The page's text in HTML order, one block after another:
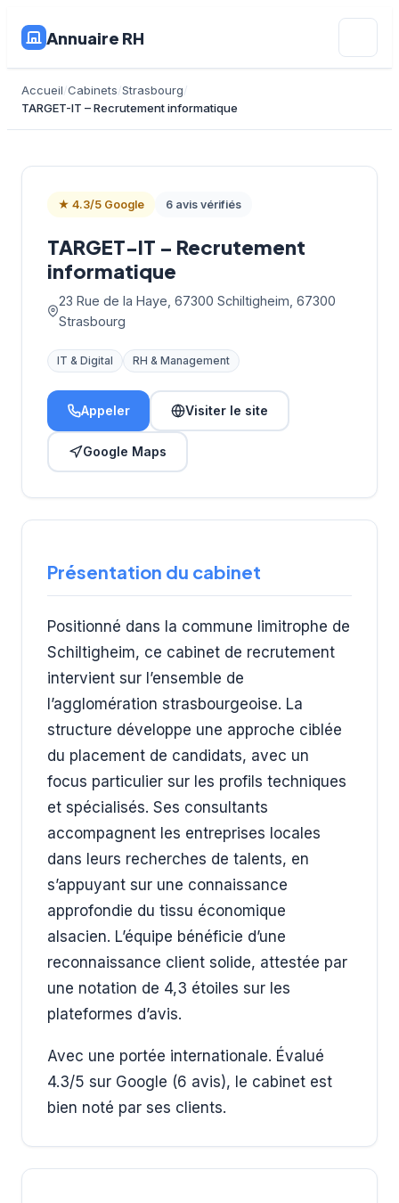
Annuaire RH
Accueil Cabinets Strasbourg
TARGET-IT – Recrutement informatique
★ 4.3/5 Google 6 avis vérifiés
TARGET-IT – Recrutement
informatique
23 Rue de la Haye, 67300 Schiltigheim, 67300
Strasbourg
IT & Digital RH & Management
Appeler Visiter le site
Google Maps
Présentation du cabinet
Positionné dans la commune limitrophe de
Schiltigheim, ce cabinet de recrutement
intervient sur l’ensemble de
l’agglomération strasbourgeoise. La
structure développe une approche ciblée
du placement de candidats, avec un
focus particulier sur les profils techniques
et spécialisés. Ses consultants
accompagnent les entreprises locales
dans leurs recherches de talents, en
s’appuyant sur une connaissance
approfondie du tissu économique
alsacien. L’équipe bénéficie d’une
reconnaissance client solide, attestée par
une notation de 4,3 étoiles sur les
plateformes d’avis.
Avec une portée internationale. Évalué
4.3/5 sur Google (6 avis), le cabinet est
bien noté par ses clients.